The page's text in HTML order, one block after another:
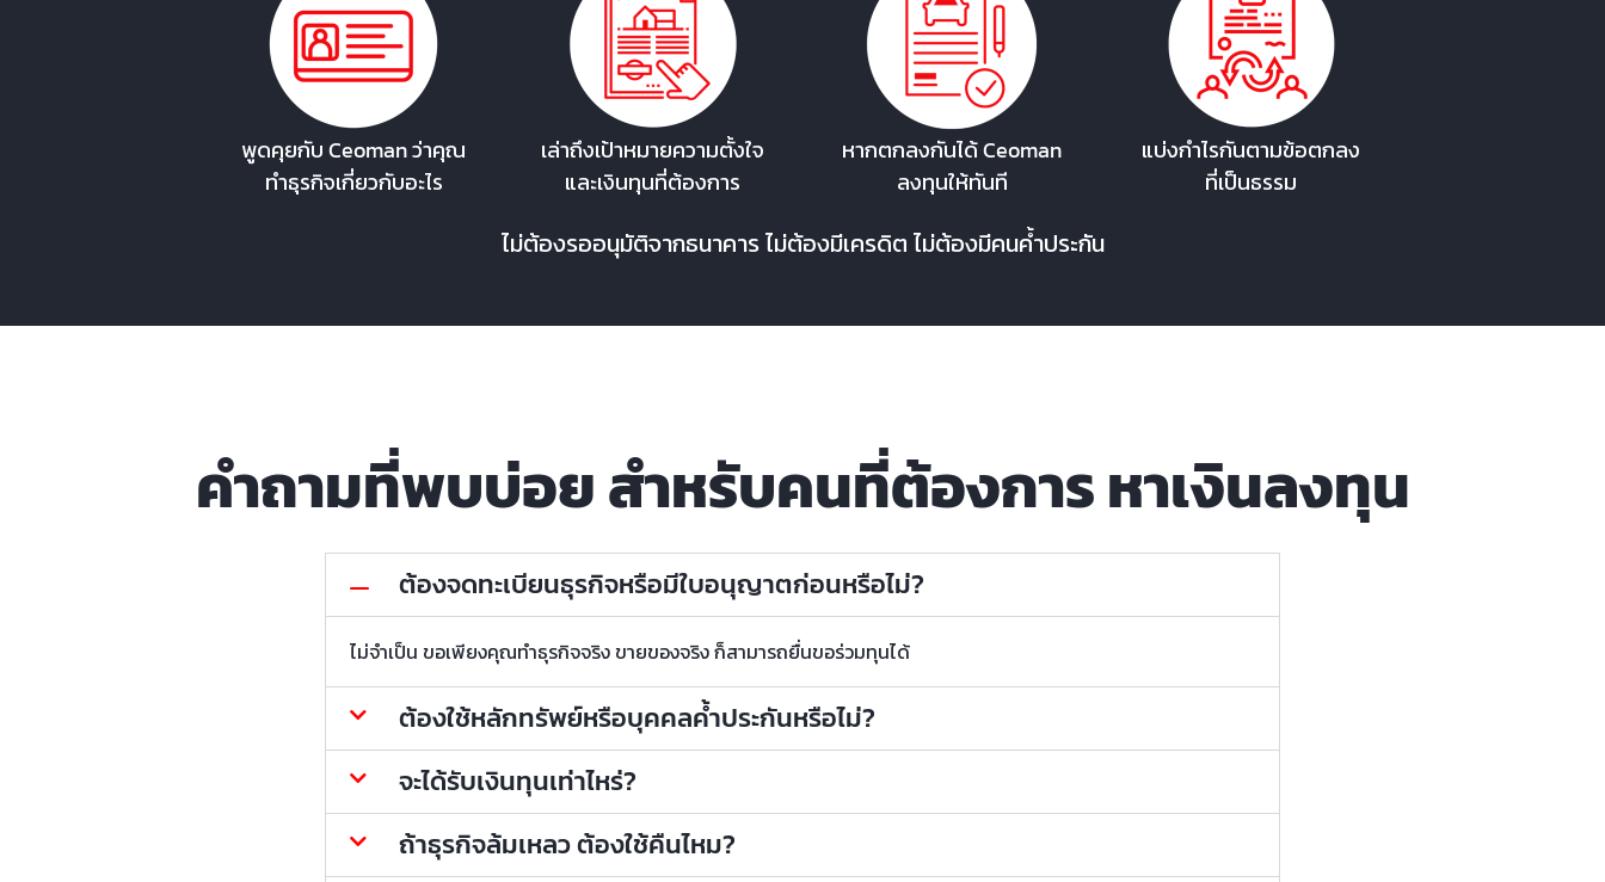
พูดคุยกับ Ceoman ว่าคุณ
ทำธุรกิจเกี่ยวกับอะไร
เล่าถึงเป้าหมายความตั้งใจ
และเงินทุนที่ต้องการ
หากตกลงกันได้ Ceoman
ลงทุนให้ทันที
แบ่งกำไรกันตามข้อตกลง
ที่เป็นธรรม
ไม่ต้องรออนุมัติจากธนาคาร ไม่ต้องมีเครดิต ไม่ต้องมีคนค้ำประกัน
คำถามที่พบบ่อย สำหรับคนที่ต้องการ หาเงินลงทุน
ต้องจดทะเบียนธุรกิจหรือมีใบอนุญาตก่อนหรือไม่?
ไม่จำเป็น ขอเพียงคุณทำธุรกิจจริง ขายของจริง ก็สามารถยื่นขอร่วมทุนได้
ต้องใช้หลักทรัพย์หรือบุคคลค้ำประกันหรือไม่?
จะได้รับเงินทุนเท่าไหร่?
ถ้าธุรกิจล้มเหลว ต้องใช้คืนไหม?